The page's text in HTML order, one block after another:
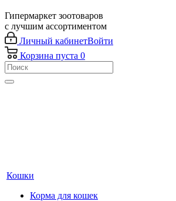
Гипермаркет зоотоваров
с лучшим ассортиментом
Личный кабинетВойти
Корзина пуста 0
Кошки
Корма для кошек